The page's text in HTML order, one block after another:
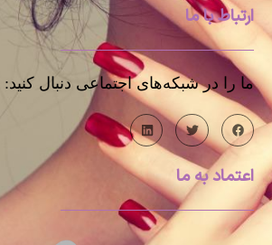
ارتباط با ما
ما را در شبکه‌های اجتماعی دنبال کنید:
اعتماد به ما